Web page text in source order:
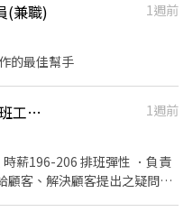
BELLINI CAFFÈ、BELLINI
★日式鍋物餐廳：Mo-Mo-
天吉屋、吉天麩羅 全台直營
定發展中。 -------------------
【應徵須
應徵申請。 ②履歷初審合適
者則不另行通知。 ③錄取的實
核定職級。
很方便。 ✅歡迎無餐飲工作
澧餐飲集團。 -----------------
『加入三澧
年於台灣成立-日商三澧餐飲
餐飲集團在台分公司。
品牌，旗下六大連鎖餐飲品
鍋物餐廳：Mo-Mo-Paradise
吉天麩羅 全台直營店鋪皆位
中。 -----------------------------
【應徵須知】 ①詳閱工
理 4. 收銀結帳，開店前準備及
或 17:00~23:00 ※排班區間
；兼職人員每月可配合排班
馨員工餐點、交通便利通勤
人』共同創造無限可能。
HUMAX ASIA，屬於日本
(兼職)
1週前
的最佳幫手
中山捷運站 時薪 196-206 早晚班工讀生
1週前
薪196-206 排班彈性 ．負責
顧客、解決顧客提出之疑問，